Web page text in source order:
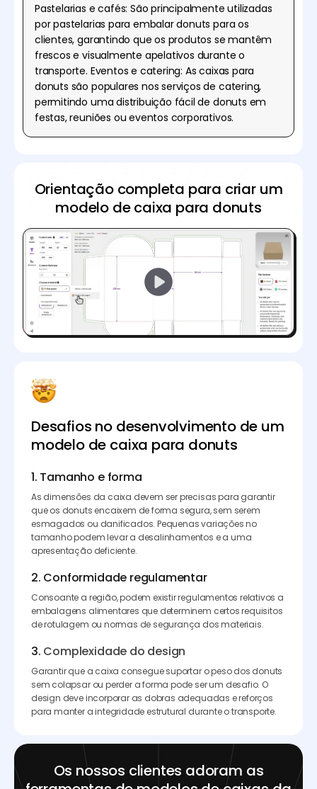
Pastelarias e cafés: São principalmente utilizadas
por pastelarias para embalar donuts para os
clientes, garantindo que os produtos se mantêm
frescos e visualmente apelativos durante o
transporte. Eventos e catering: As caixas para
donuts são populares nos serviços de catering,
permitindo uma distribuição fácil de donuts em
festas, reuniões ou eventos corporativos.
Orientação completa para criar um
modelo de caixa para donuts
Desafios no desenvolvimento de um
modelo de caixa para donuts
1. Tamanho e forma
As dimensões da caixa devem ser precisas para garantir
que os donuts encaixem de forma segura, sem serem
esmagados ou danificados. Pequenas variações no
tamanho podem levar a desalinhamentos e a uma
apresentação deficiente.
2. Conformidade regulamentar
Consoante a região, podem existir regulamentos relativos a
embalagens alimentares que determinem certos requisitos
de rotulagem ou normas de segurança dos materiais.
3. Complexidade do design
Garantir que a caixa consegue suportar o peso dos donuts
sem colapsar ou perder a forma pode ser um desafio. O
design deve incorporar as dobras adequadas e reforços
para manter a integridade estrutural durante o transporte.
Os nossos clientes adoram as